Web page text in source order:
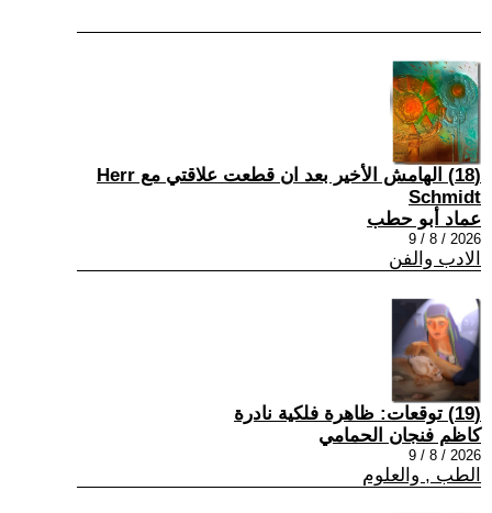
(18) الهامش الأخير بعد ان قطعت علاقتي مع Herr
Schmidt
عماد أبو حطب
2026 / 8 / 9
الادب والفن
(19) توقعات: ظاهرة فلكية نادرة
كاظم فنجان الحمامي
2026 / 8 / 9
الطب , والعلوم